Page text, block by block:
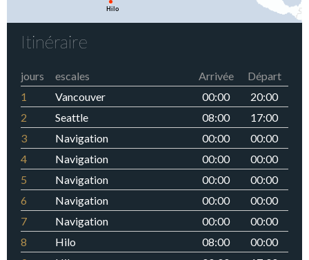
Itinéraire
jours escales Arrivée
Départ
1
Vancouver 00:00
20:00
2
Seattle 08:00
17:00
3
Navigation 00:00
00:00
4
Navigation 00:00
00:00
5
Navigation 00:00
00:00
6
Navigation 00:00
00:00
7
Navigation 00:00
00:00
8
Hilo 08:00
00:00